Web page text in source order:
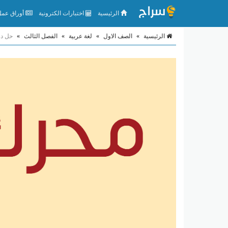
الرئيسية اختبارات الكترونية أوراق
الرئيسية » الصف الاول » لغة عربية » الفصل الثالث » حل